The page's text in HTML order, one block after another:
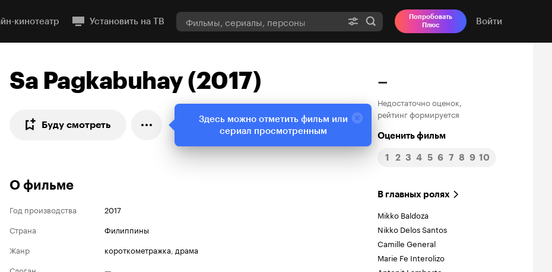
кинотеатр Установить на ТВ
Попробовать
Плюс
Войти
Sa Pagkabuhay (2017)
Буду смотреть
–
Недостаточно оценок,
рейтинг формируется
Оценить фильм
1 2 3 4 5 6 7 8 9 10
О фильме
Год производства
2017
Страна
Филиппины
Жанр
короткометражка, драма
Слоган
—
В главных ролях
Mikko Baldoza
Nikko Delos Santos
Camille General
Marie Fe Interolizo
Здесь можно отметить фильм или
сериал просмотренным